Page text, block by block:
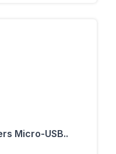
Micro-USB..